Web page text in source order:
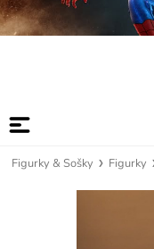
Figurky & Sošky Figurky